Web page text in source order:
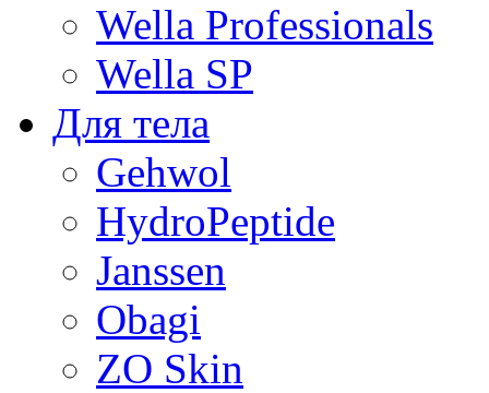
Wella Professionals
Wella SP
Для тела
Gehwol
HydroPeptide
Janssen
Obagi
ZO Skin